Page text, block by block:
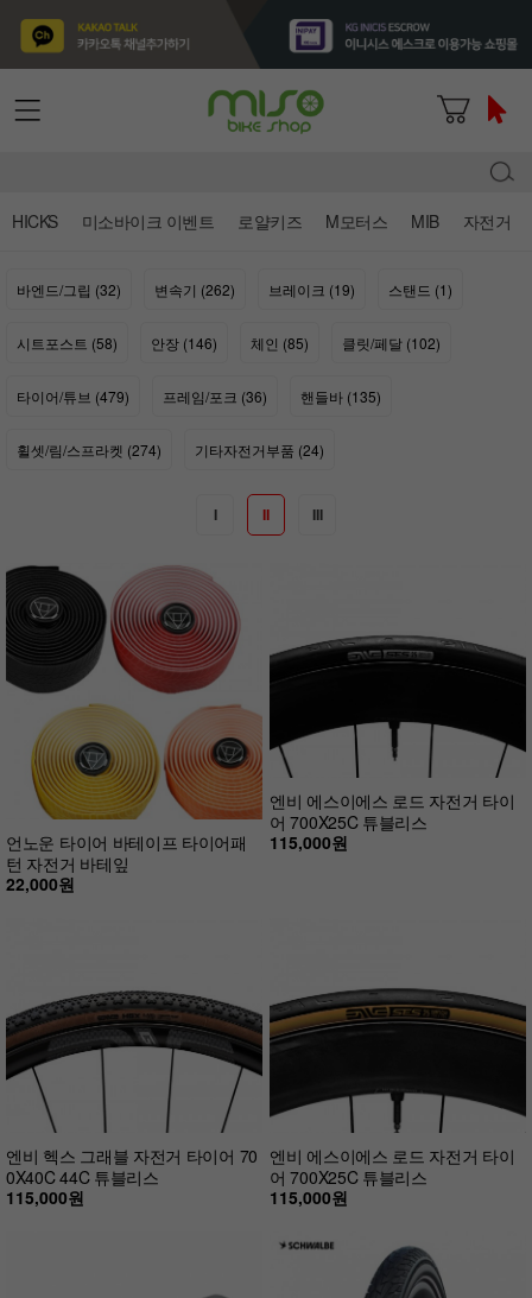
HICKS 미소바이크 이벤트 로얄키즈 M모터스 MIB 자전거
바엔드/그립 (32) 변속기 (262) 브레이크 (19) 스탠드 (1)
시트포스트 (58) 안장 (146) 체인 (85) 클릿/페달 (102)
타이어/튜브 (479) 프레임/포크 (36) 핸들바 (135)
휠셋/림/스프라켓 (274) 기타자전거부품 (24)
I II III
언노운 타이어 바테이프 타이어패
턴 자전거 바테잎
22,000원
엔비 에스이에스 로드 자전거 타이
어 700X25C 튜블리스
115,000원
엔비 헥스 그래블 자전거 타이어 70
0X40C 44C 튜블리스
115,000원
엔비 에스이에스 로드 자전거 타이
어 700X25C 튜블리스
115,000원